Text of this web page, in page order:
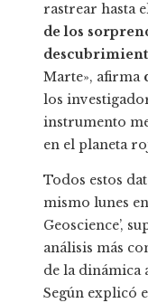
rastrear hasta
de los
Marte», afirma
los
instrumento
en el planeta
Todos estos
mismo lunes
Geoscience’,
análisis más
de la dinámica
Según explicó